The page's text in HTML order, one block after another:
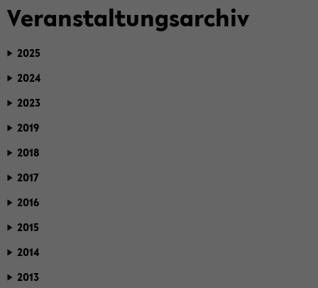
Ver­an­stal­tungs­ar­chiv
2025
2024
2023
2019
2018
2017
2016
2015
2014
2013